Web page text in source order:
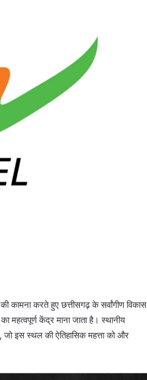
कामना करते हुए छत्तीसगढ़ के सर्वांगीण विकास
महत्वपूर्ण केंद्र माना जाता है। स्थानीय
जो इस स्थल की ऐतिहासिक महत्ता को और